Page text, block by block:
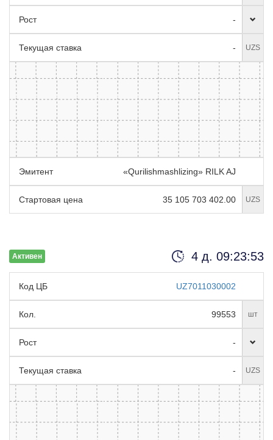
Рост -
Текущая ставка - UZS
Эмитент «Qurilishmashlizing» RILK AJ
Стартовая цена 35 105 703 402.00 UZS
Активен 4 д. 09:23:52
Код ЦБ UZ7011030002
Кол. 99553 шт
Рост -
Текущая ставка - UZS